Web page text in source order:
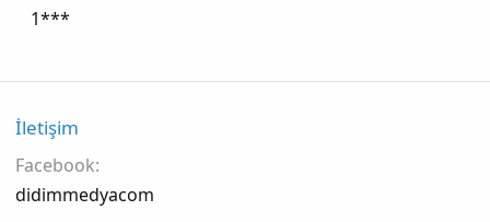
1***
İletişim
Facebook
didimmedyacom